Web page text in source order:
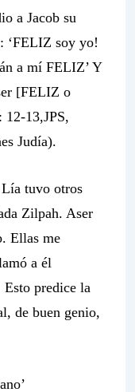
a Jacob su
‘FELIZ soy yo!
a mí FELIZ’ Y
[FELIZ o
13,JPS,
Judía).
tuvo otros
Zilpah. Aser
Ellas me
a él
Esto predice la
de buen genio,